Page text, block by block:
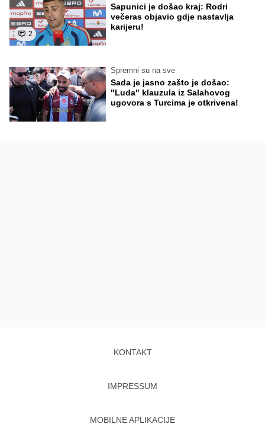
2
Sapunici je došao kraj: Rodri
večeras objavio gdje nastavlja
karijeru!
Spremni su na sve
Sada je jasno zašto je došao:
"Luda" klauzula iz Salahovog
ugovora s Turcima je otkrivena!
KONTAKT
IMPRESSUM
MOBILNE APLIKACIJE